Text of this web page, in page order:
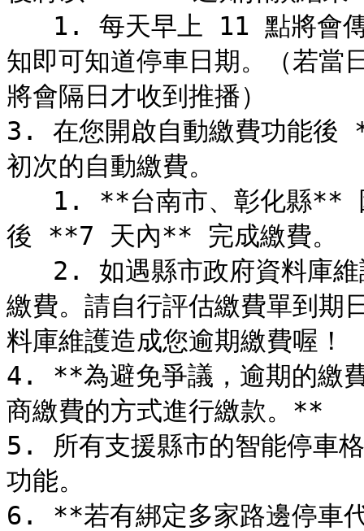
知即可知道停車日期。（若
將會隔日才收到推播）
3. 在您開啟自動繳費功能後
初次的自動繳費。
後 **7 天內** 完成繳費。
繳費。請自行評估繳費單到期
料庫維護造成您逾期繳費喔！
4. **為避免爭議，逾期的繳
商繳費的方式進行繳款。**
5. 所有支援縣市的智能停車
功能。
6. **若有綁定多家路邊停車